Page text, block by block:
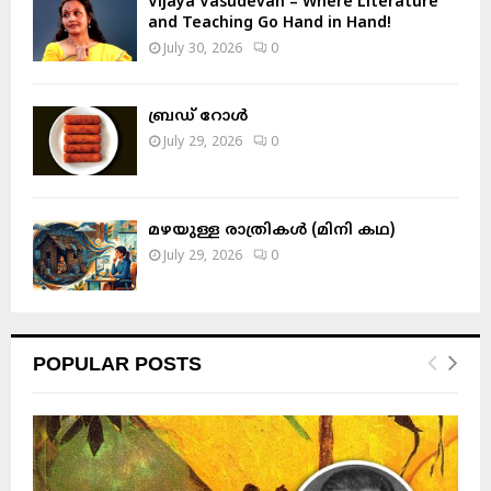
and Teaching Go Hand in Hand!
July 30, 2026 0
ബ്രഡ് റോൾ
July 29, 2026 0
മഴയുള്ള രാത്രികൾ (മിനി കഥ)
July 29, 2026 0
POPULAR POSTS